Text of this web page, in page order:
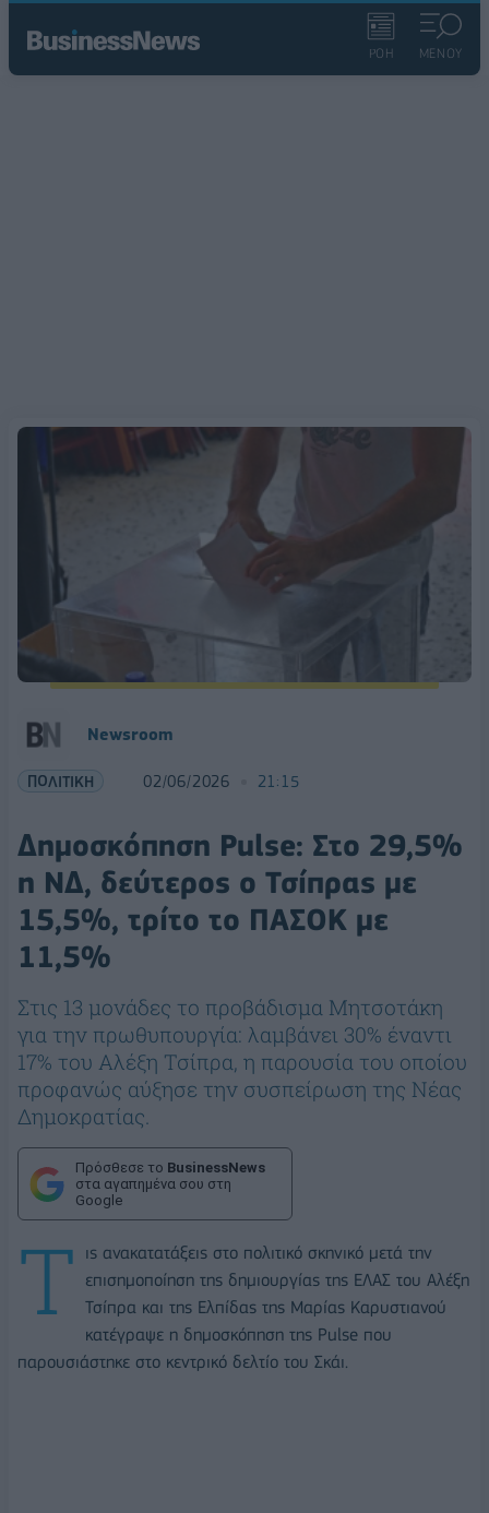
ΡΟΗ ΜΕΝΟΥ
Newsroom
ΠΟΛΙΤΙΚΗ 02/06/2026 21:15
Δημοσκόπηση Pulse: Στο 29,5%
η ΝΔ, δεύτερος ο Τσίπρας με
15,5%, τρίτο το ΠΑΣΟΚ με
11,5%
Στις 13 μονάδες το προβάδισμα Μητσοτάκη
για την πρωθυπουργία: λαμβάνει 30% έναντι
17% του Αλέξη Τσίπρα, η παρουσία του οποίου
προφανώς αύξησε την συσπείρωση της Νέας
Δημοκρατίας.
Πρόσθεσε το BusinessNews
στα αγαπημένα σου στη
Google
Τ
ις ανακατατάξεις στο πολιτικό σκηνικό μετά την
επισημοποίηση της δημιουργίας της ΕΛΑΣ του Αλέξη
Τσίπρα και της Ελπίδας της Μαρίας Καρυστιανού
κατέγραψε η δημοσκόπηση της Pulse που
παρουσιάστηκε στο κεντρικό δελτίο του Σκάι.